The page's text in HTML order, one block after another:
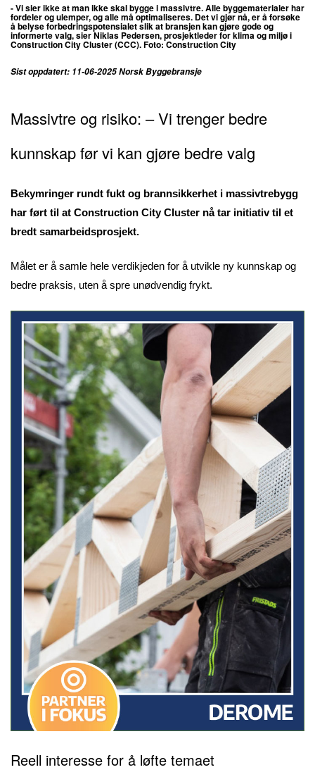
- Vi sier ikke at man ikke skal bygge i massivtre. Alle byggematerialer har
fordeler og ulemper, og alle må optimaliseres. Det vi gjør nå, er å forsøke
å belyse forbedringspotensialet slik at bransjen kan gjøre gode og
informerte valg, sier Niklas Pedersen, prosjektleder for klima og miljø i
Construction City Cluster (CCC). Foto: Construction City
Sist oppdatert: 11-06-2025 Norsk Byggebransje
Massivtre og risiko: – Vi trenger bedre
kunnskap før vi kan gjøre bedre valg
Bekymringer rundt fukt og brannsikkerhet i massivtrebygg
har ført til at Construction City Cluster nå tar initiativ til et
bredt samarbeidsprosjekt.
Målet er å samle hele verdikjeden for å utvikle ny kunnskap og
bedre praksis, uten å spre unødvendig frykt.
Reell interesse for å løfte temaet